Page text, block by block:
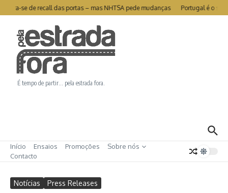
Ir para o conteúdo
livra-se de recall das portas – mas NHTSA pede mudanças Portugal é o
É tempo de partir… pela estrada fora.
Início Ensaios Promoções
Sobre nós
Contacto
Notícias Press Releases